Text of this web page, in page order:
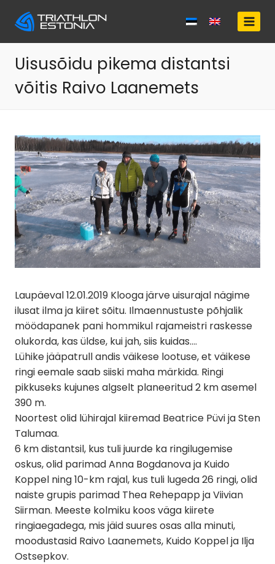
Uisusõidu pikema distantsi
võitis Raivo Laanemets
Laupäeval 12.01.2019 Klooga järve uisurajal nägime
ilusat ilma ja kiiret sõitu. Ilmaennustuste põhjalik
möödapanek pani hommikul rajameistri raskesse
olukorda, kas üldse, kui jah, siis kuidas….
Lühike jääpatrull andis väikese lootuse, et väikese
ringi eemale saab siiski maha märkida. Ringi
pikkuseks kujunes algselt planeeritud 2 km asemel
390 m.
Noortest olid lühirajal kiiremad Beatrice Püvi ja Sten
Talumaa.
6 km distantsil, kus tuli juurde ka ringilugemise
oskus, olid parimad Anna Bogdanova ja Kuido
Koppel ning 10-km rajal, kus tuli lugeda 26 ringi, olid
naiste grupis parimad Thea Rehepapp ja Viivian
Siirman. Meeste kolmiku koos väga kiirete
ringiaegadega, mis jäid suures osas alla minuti,
moodustasid Raivo Laanemets, Kuido Koppel ja Ilja
Ostsepkov.